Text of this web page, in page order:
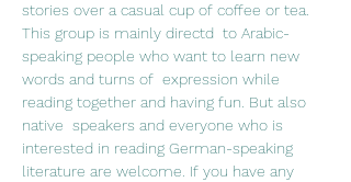
stories over a casual cup of coffee or tea.
This group is mainly directd  to Arabic-
speaking people who want to learn new
words and turns of  expression while
reading together and having fun. But also
native  speakers and everyone who is
interested in reading German-speaking
literature are welcome. If you have any